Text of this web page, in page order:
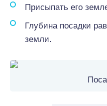
Присыпать его
Глубина посадки
земли.